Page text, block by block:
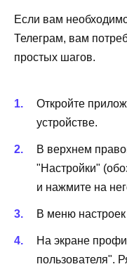
Если вам
Телеграм, вам
простых шагов.
Откройте
устройстве.
В верхнем
"Настройки"
и нажмите на
В меню
На экране
пользователя".